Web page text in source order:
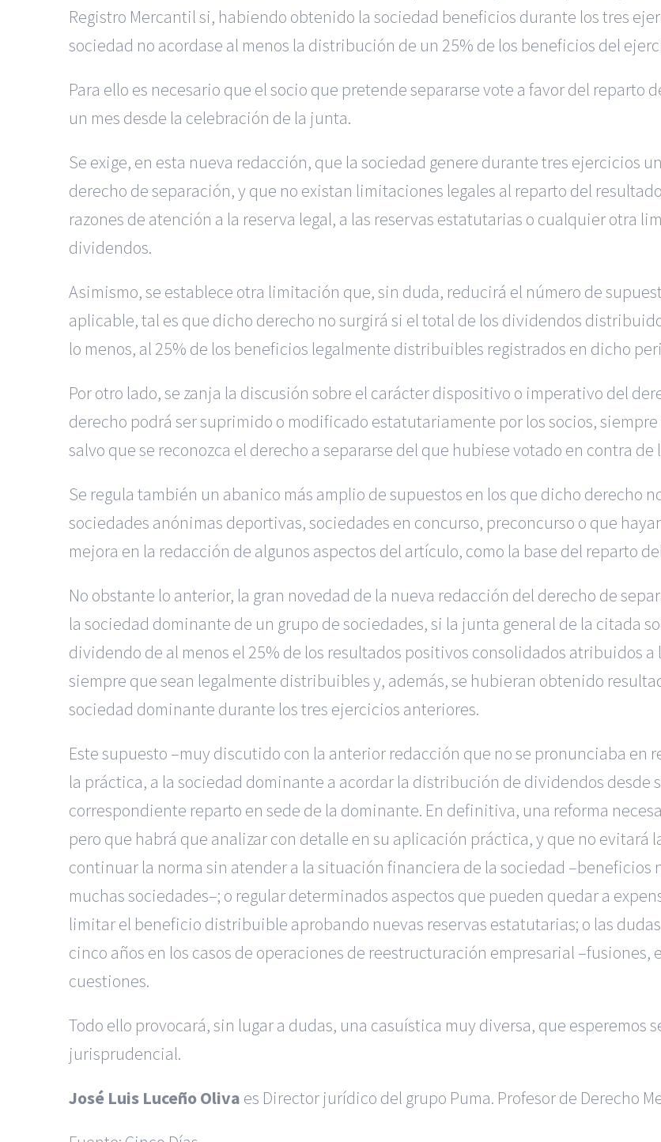
Registro Mercantil si, habiendo obtenido la ­sociedad beneficios durante los tres
sociedad no acordase al menos la distribución de un 25% de los beneficios del
Para ello es necesario que el socio que pretende separarse vote a favor del reparto
un mes desde la celebración de la junta.
Se exige, en esta nueva redacción, que la sociedad genere durante tres ejercicios
derecho de separación, y que no existan limitaciones legales al reparto del
razones de atención a la reserva legal, a las reservas estatutarias o cualquier otra
dividendos.
Asimismo, se establece otra limitación que, sin duda, reducirá el número de
aplicable, tal es que dicho derecho no surgirá si el total de los dividendos
lo menos, al 25% de los beneficios legalmente distribuibles registrados en dicho
Por otro lado, se zanja la discusión sobre el carácter dispositivo o imperativo del
derecho podrá ser suprimido o modificado estatutariamente por los socios,
salvo que se reconozca el derecho a separarse del que hubiese votado en contra
Se regula también un abanico más amplio de supuestos en los que dicho derecho
sociedades anónimas deportivas, sociedades en concurso, preconcurso o que
mejora en la redacción de algunos aspectos del artículo, como la base del reparto
No obstante lo anterior, la gran novedad de la nueva redacción del derecho de
la sociedad dominante de un grupo de sociedades, si la junta general de la citada
dividendo de al menos el 25% de los resultados positivos consolidados atribuidos
siempre que sean legalmente distribuibles y, además, se hubieran obtenido
sociedad dominante durante los tres ejercicios anteriores.
Este supuesto –muy discutido con la anterior redacción que no se pronunciaba en
la práctica, a la sociedad dominante a acordar la distribución de dividendos desde
correspondiente reparto en sede de la dominante. En definitiva, una reforma
pero que habrá que analizar con detalle en su aplicación práctica, y que no evitará
continuar la norma sin atender a la situación financiera de la sociedad ­­–­beneficios
muchas sociedades–; o regular determinados aspectos que pueden quedar a
limitar el beneficio distribuible aprobando nuevas reservas estatutarias; o las
cinco años en los casos de operaciones de reestructuración empresarial –fusiones,
cuestiones.
Todo ello provocará, sin lugar a dudas, una casuística muy diversa, que
jurisprudencial.
José Luis Luceño Oliva es Director jurídico del grupo Puma. Profesor de Derecho